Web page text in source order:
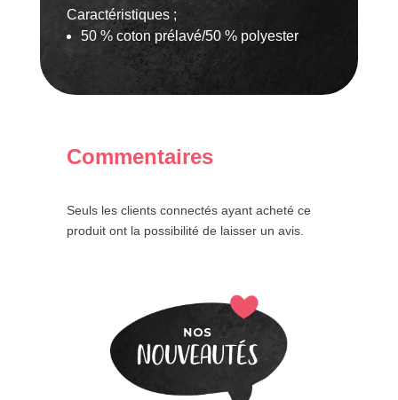
Caractéristiques ;
50 % coton prélavé/50 % polyester
Commentaires
Seuls les clients connectés ayant acheté ce
produit ont la possibilité de laisser un avis.